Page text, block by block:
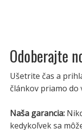
Odoberajte
Ušetrite čas a
článkov priamo do
Naša garancia:
kedykoľvek sa